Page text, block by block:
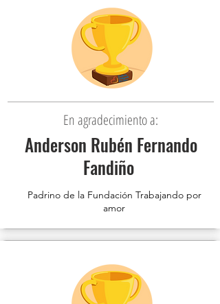
En agradecimiento a:
Anderson Rubén Fernando
Fandiño
Padrino de la Fundación Trabajando por
amor